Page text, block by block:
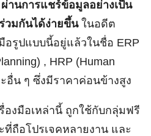
านการแชร์ข้อมูลอย่างเป็น
วมกันได้ง่ายขึ้นในอดีต
อรูปแบบนี้อยู่แล้วในชื่อ ERP
, HRP (Human
อื่น ๆ ซึ่งมีราคาค่อนข้างสูง
องมือเหล่านี้ ถูกใช้กับกลุ่มฟรี
ถือโปรเจคหลายงาน และ